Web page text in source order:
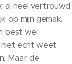
al heel vertrouwd.
op mijn gemak.
best wel
echt weet
Maar de